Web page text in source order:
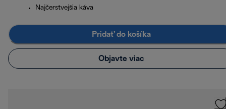
Najčerstvejšia káva
Pridať do košíka
Objavte viac